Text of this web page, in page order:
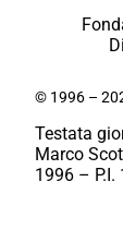
© 1996 –
Testata
Marco
1996 –